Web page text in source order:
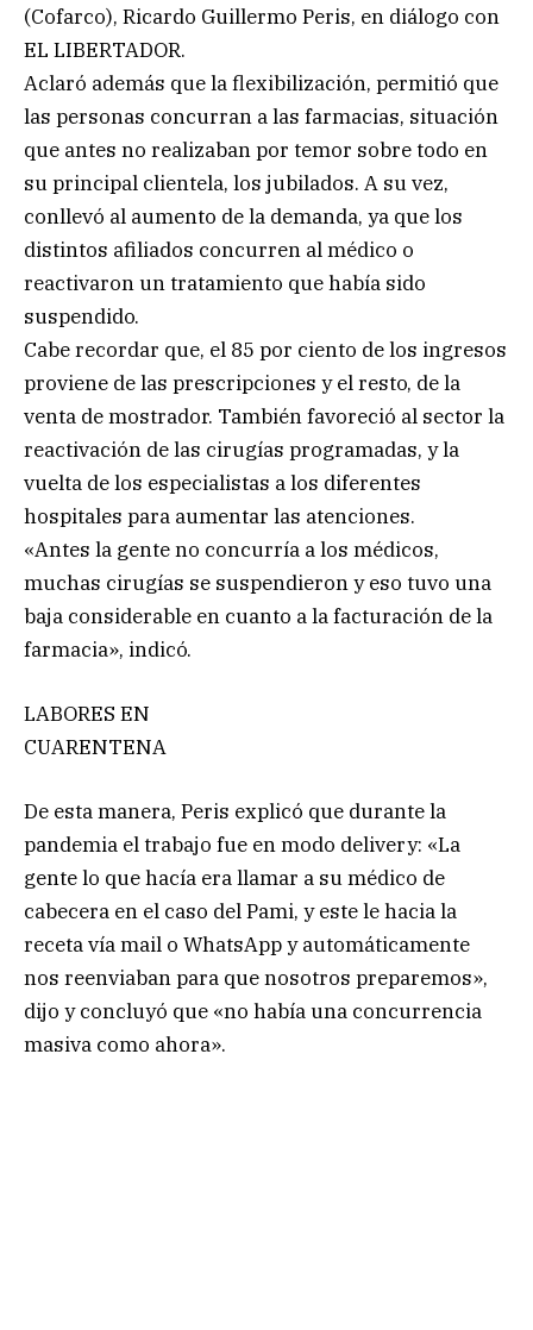
(Cofarco), Ricardo Guillermo Peris, en diálogo con
EL LIBERTADOR.
Aclaró además que la flexibilización, permitió que
las personas concurran a las farmacias, situación
que antes no realizaban por temor sobre todo en
su principal clientela, los jubilados. A su vez,
conllevó al aumento de la demanda, ya que los
distintos afiliados concurren al médico o
reactivaron un tratamiento que había sido
suspendido.
Cabe recordar que, el 85 por ciento de los ingresos
proviene de las prescripciones y el resto, de la
venta de mostrador. También favoreció al sector la
reactivación de las cirugías programadas, y la
vuelta de los especialistas a los diferentes
hospitales para aumentar las atenciones.
«Antes la gente no concurría a los médicos,
muchas cirugías se suspendieron y eso tuvo una
baja considerable en cuanto a la facturación de la
farmacia», indicó.
LABORES EN
CUARENTENA
De esta manera, Peris explicó que durante la
pandemia el trabajo fue en modo delivery: «La
gente lo que hacía era llamar a su médico de
cabecera en el caso del Pami, y este le hacia la
receta vía mail o WhatsApp y automáticamente
nos reenviaban para que nosotros preparemos»,
dijo y concluyó que «no había una concurrencia
masiva como ahora».